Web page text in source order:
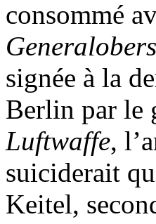
consommé
signée à la
Berlin par le
Luftwaffe,
suiciderait
Keitel,